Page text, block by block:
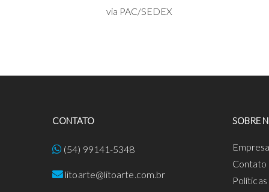
via PAC/SEDEX
CONTATO
(54) 99141-5348
litoarte@litoarte.com.br
SOBRE
Contato